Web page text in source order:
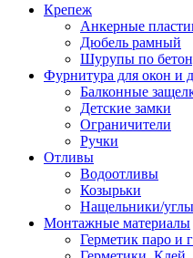
Крепеж
Анкерные
Дюбель рамный
Шурупы по
Фурнитура для окон и
Балконные
Детские замки
Ограничители
Ручки
Отливы
Водоотливы
Козырьки
Нащельники/углы
Монтажные материалы
Герметик паро и